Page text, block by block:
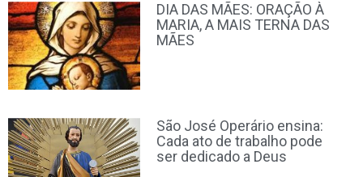
DIA DAS MÃES: ORAÇÃO À
MARIA, A MAIS TERNA DAS
MÃES
São José Operário ensina:
Cada ato de trabalho pode
ser dedicado a Deus